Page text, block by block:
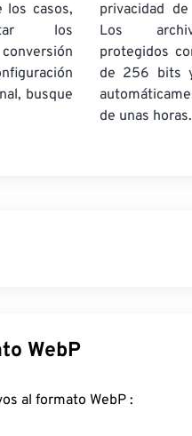
los casos,
los
busque
privacidad
Los
protegidos
de 256 bits
de unas horas.
y PNG (Gráficos de Red
rápidamente en
Convertir otros archivos al formato WebP
FreeConvert.com puede convertir sus otros archivos al formato WebP :